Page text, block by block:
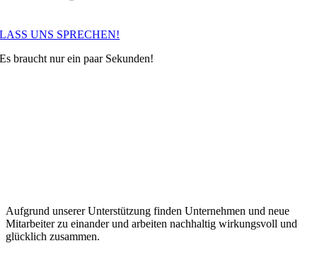
LASS UNS SPRECHEN!
Es braucht nur ein paar Sekunden!
Aufgrund unserer Unterstützung finden Unternehmen und neue
Mitarbeiter zu einander und arbeiten nachhaltig wirkungsvoll und
glücklich zusammen.